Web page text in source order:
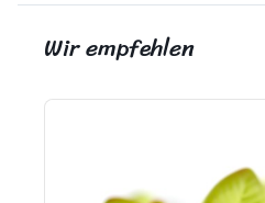
Wir empfehlen